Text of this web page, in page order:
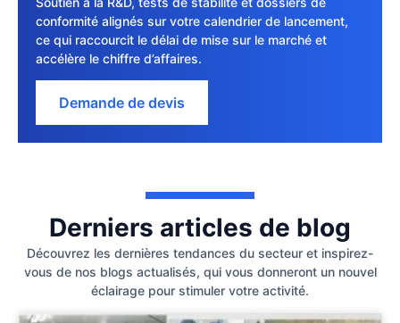
conformité alignés sur votre calendrier de lancement,
ce qui raccourcit le délai de mise sur le marché et
accélère le chiffre d’affaires.
Demande de devis
Derniers articles de blog
Découvrez les dernières tendances du secteur et inspirez-
vous de nos blogs actualisés, qui vous donneront un nouvel
éclairage pour stimuler votre activité.